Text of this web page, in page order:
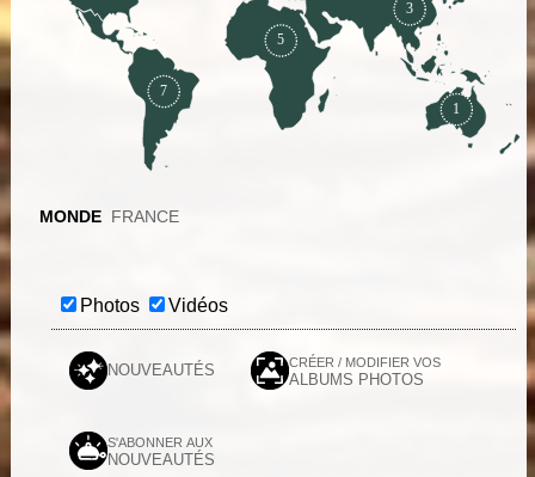
7
5
3
1
MONDE FRANCE
Photos Vidéos
NOUVEAUTÉS CRÉER / MODIFIER VOS
ALBUMS PHOTOS
S'ABONNER AUX
NOUVEAUTÉS